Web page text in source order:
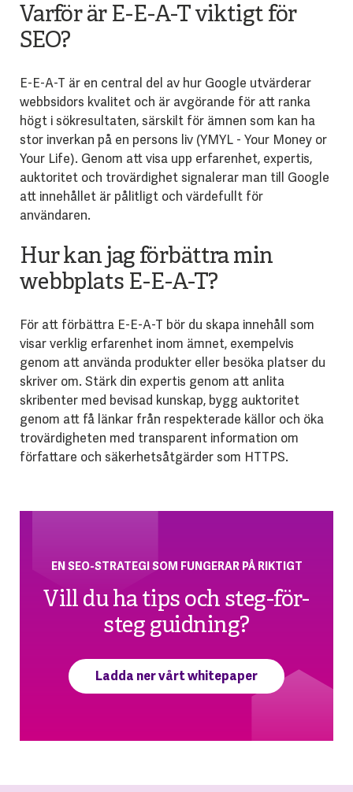
Varför är E-E-A-T viktigt för
SEO?
E-E-A-T är en central del av hur Google utvärderar
webbsidors kvalitet och är avgörande för att ranka
högt i sökresultaten, särskilt för ämnen som kan ha
stor inverkan på en persons liv (YMYL - Your Money or
Your Life). Genom att visa upp erfarenhet, expertis,
auktoritet och trovärdighet signalerar man till Google
att innehållet är pålitligt och värdefullt för
användaren.
Hur kan jag förbättra min
webbplats E-E-A-T?
För att förbättra E-E-A-T bör du skapa innehåll som
visar verklig erfarenhet inom ämnet, exempelvis
genom att använda produkter eller besöka platser du
skriver om. Stärk din expertis genom att anlita
skribenter med bevisad kunskap, bygg auktoritet
genom att få länkar från respekterade källor och öka
trovärdigheten med transparent information om
författare och säkerhetsåtgärder som HTTPS.
EN SEO-STRATEGI SOM FUNGERAR PÅ RIKTIGT
Vill du ha tips och steg-för-
steg guidning?
Ladda ner vårt whitepaper